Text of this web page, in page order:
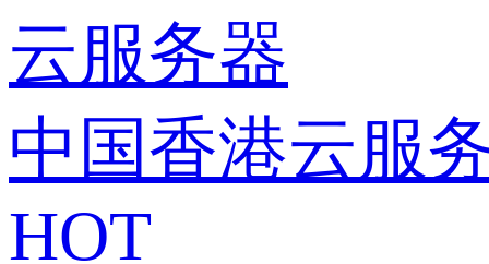
云服务器
中国香港云服
HOT